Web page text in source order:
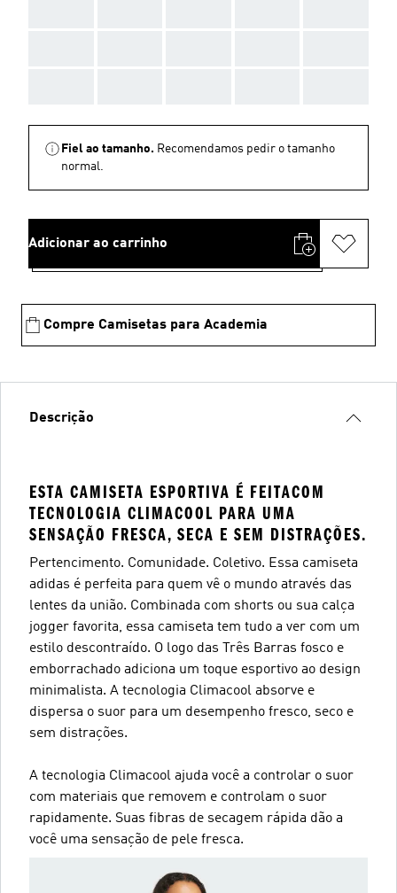
Fiel ao tamanho. Recomendamos pedir o tamanho
normal.
Adicionar ao carrinho
Compre Camisetas para Academia
Descrição
ESTA CAMISETA ESPORTIVA É FEITACOM
TECNOLOGIA CLIMACOOL PARA UMA
SENSAÇÃO FRESCA, SECA E SEM DISTRAÇÕES.
Pertencimento. Comunidade. Coletivo. Essa camiseta
adidas é perfeita para quem vê o mundo através das
lentes da união. Combinada com shorts ou sua calça
jogger favorita, essa camiseta tem tudo a ver com um
estilo descontraído. O logo das Três Barras fosco e
emborrachado adiciona um toque esportivo ao design
minimalista. A tecnologia Climacool absorve e
dispersa o suor para um desempenho fresco, seco e
sem distrações.
A tecnologia Climacool ajuda você a controlar o suor
com materiais que removem e controlam o suor
rapidamente. Suas fibras de secagem rápida dão a
você uma sensação de pele fresca.